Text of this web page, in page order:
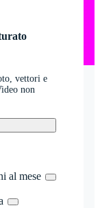
vettori e
non
al mese